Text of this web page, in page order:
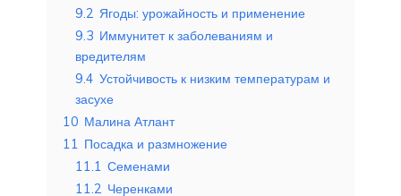
9.2 Ягоды: урожайность и применение
9.3 Иммунитет к заболеваниям и
вредителям
9.4 Устойчивость к низким температурам и
засухе
10 Малина Атлант
11 Посадка и размножение
11.1 Семенами
11.2 Черенками